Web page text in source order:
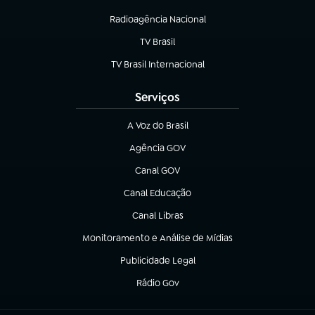
Radioagência Nacional
(abre em nova aba)
TV Brasil
(abre em nova aba)
TV Brasil Internacional
(abre em nova aba)
Serviços
A Voz do Brasil
(abre em nova aba)
Agência GOV
(abre em nova aba)
Canal GOV
(abre em nova aba)
Canal Educação
(abre em nova aba)
Canal Libras
(abre em nova aba)
Monitoramento e Análise de Mídias
(abre em nova aba)
Publicidade Legal
(abre em nova aba)
Rádio Gov
(abre em nova aba)